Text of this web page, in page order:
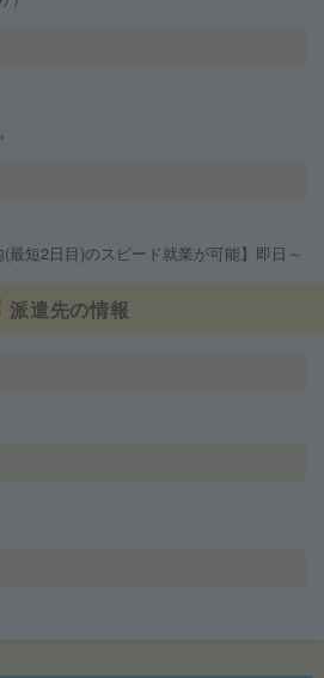
短2日目)のスピード就業が可能】即日～
派遣先の情報